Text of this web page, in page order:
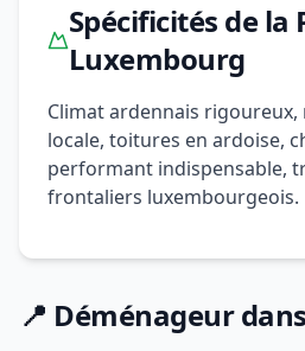
Spécificités de la
Luxembourg
Climat ardennais
locale, toitures en ardoise,
performant indispensable,
frontaliers luxembourgeois.
📍 Déménageur